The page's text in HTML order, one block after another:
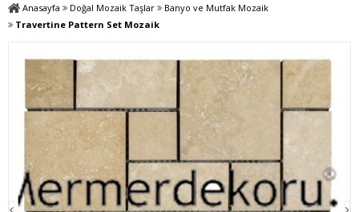
Anasayfa Doğal Mozaik Taşlar
Banyo ve Mutfak Mozaik
Travertine Pattern Set Mozaik